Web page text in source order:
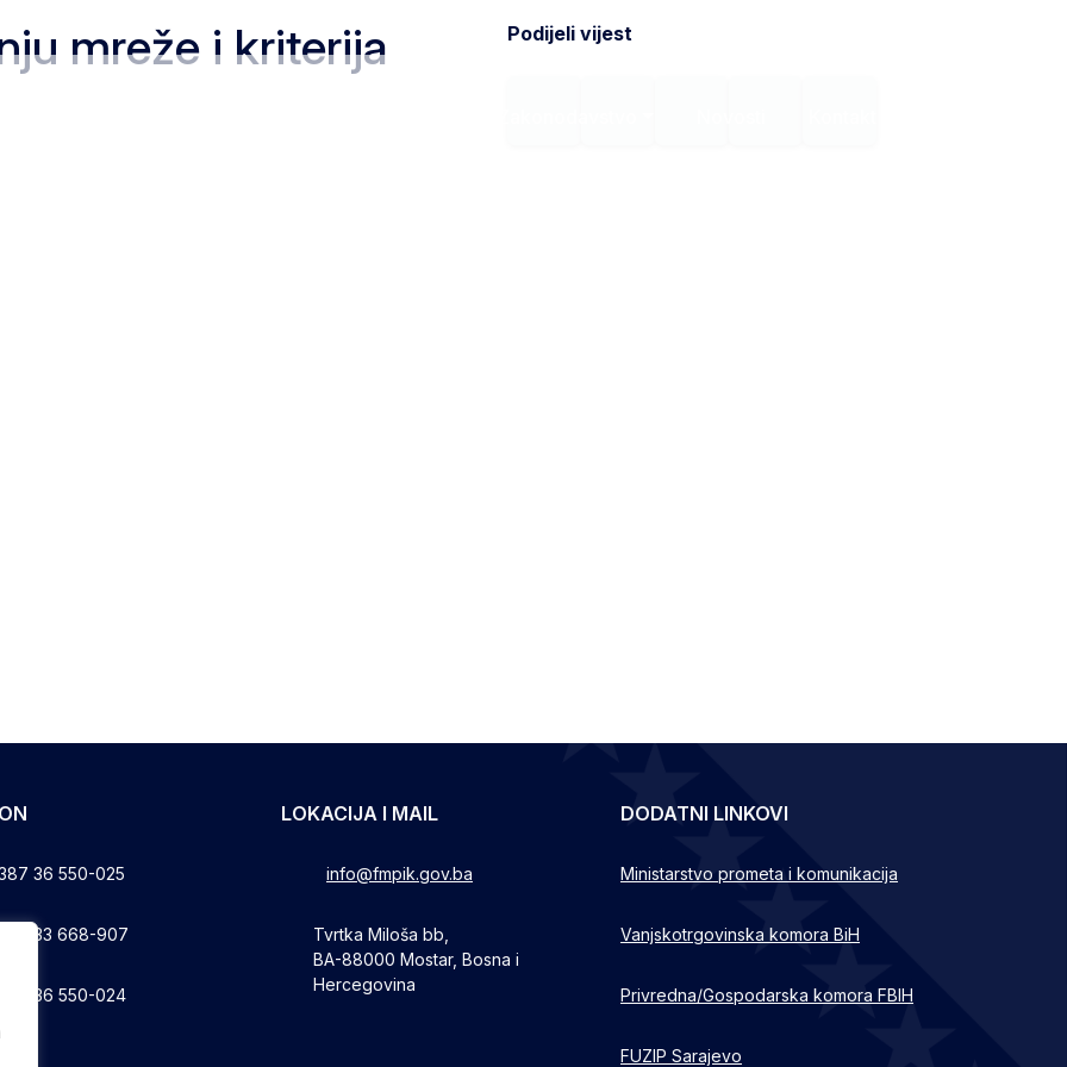
mreže i kriterija Podijeli vijest
36 550-025
33 668-907
36 550-024
LOKACIJA I MAIL
info@fmpik.gov.ba
Tvrtka Miloša bb,
BA-88000 Mostar, Bosna i
Hercegovina
DODATNI LINKOVI
Ministarstvo prometa i komunikacija
Vanjskotrgovinska komora BiH
Privredna/Gospodarska komora FBIH
FUZIP Sarajevo